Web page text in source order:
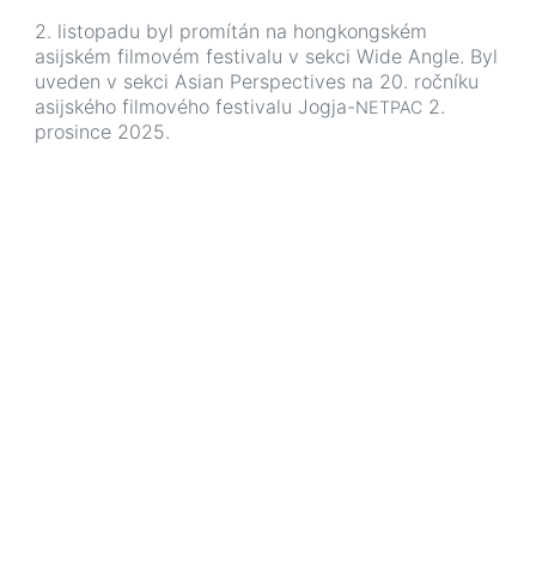
2. listopadu byl promítán na hongkongském
asijském filmovém festivalu v sekci Wide Angle. Byl
uveden v sekci Asian Perspectives na 20. ročníku
asijského filmového festivalu Jogja-NETPAC 2.
prosince 2025.